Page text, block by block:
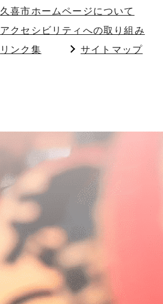
久喜市ホームページについて
アクセシビリティへの取り組み
リンク集
サイトマップ